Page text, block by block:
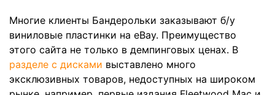
Многие клиенты Бандерольки заказывают б/у
виниловые пластинки на eBay. Преимущество
этого сайта не только в демпинговых ценах. В
разделе с дисками выставлено много
эксклюзивных товаров, недоступных на широком